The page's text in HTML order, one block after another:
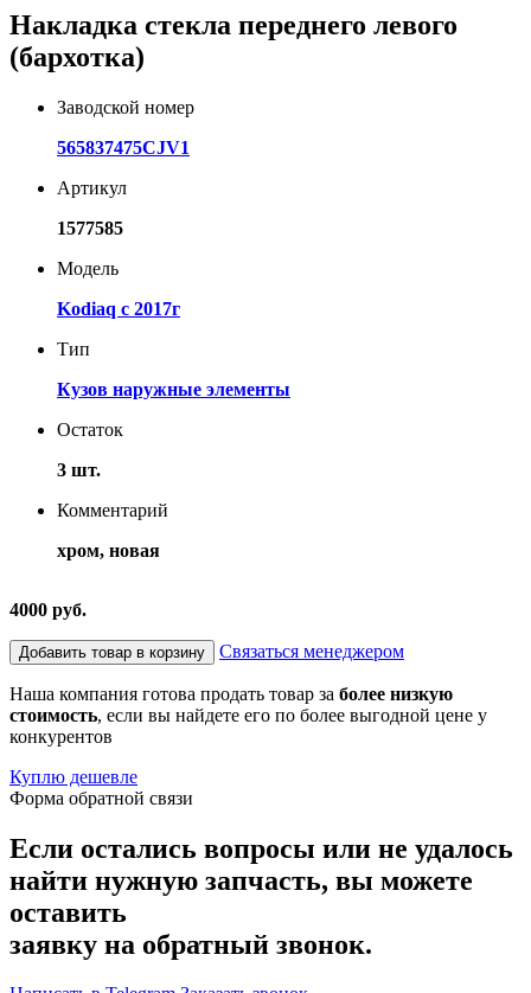
Накладка стекла переднего левого
(бархотка)
Заводской номер
565837475CJV1
Артикул
1577585
Модель
Kodiaq с 2017г
Тип
Кузов наружные элементы
Остаток
3 шт.
Комментарий
хром, новая
4000 руб.
Добавить товар в корзину Связаться менеджером
Наша компания готова продать товар за более низкую
стоимость, если вы найдете его по более выгодной цене у
конкурентов
Куплю дешевле
Форма обратной связи
Если остались вопросы или не удалось
найти нужную запчасть, вы можете
оставить
заявку на обратный звонок.